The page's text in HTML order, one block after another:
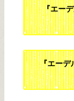
『エー
『エーデ